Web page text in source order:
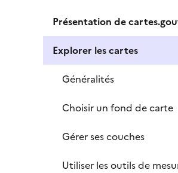
Présentation de
Explorer les cartes
Généralités
Choisir un fond de carte
Gérer ses couches
Utiliser les outils de